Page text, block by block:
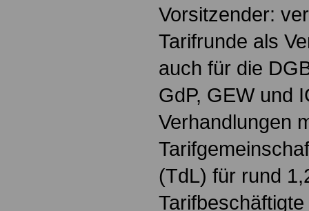
Vorsitzender:
Tarifrunde als
auch für die
GdP, GEW und
Verhandlungen
(TdL) für rund